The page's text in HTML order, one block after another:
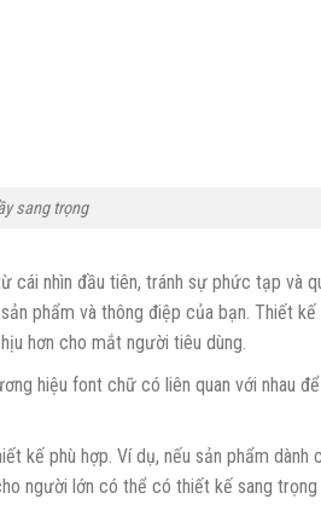
sang trọng
nhìn đầu tiên, tránh sự phức tạp và
phẩm và thông điệp của bạn. Thiết
hơn cho mắt người tiêu dùng.
hiệu font chữ có liên quan với nhau để
kế phù hợp. Ví dụ, nếu sản phẩm dành
người lớn có thể có thiết kế sang trọng